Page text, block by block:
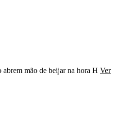
abrem mão de beijar na hora H Ver